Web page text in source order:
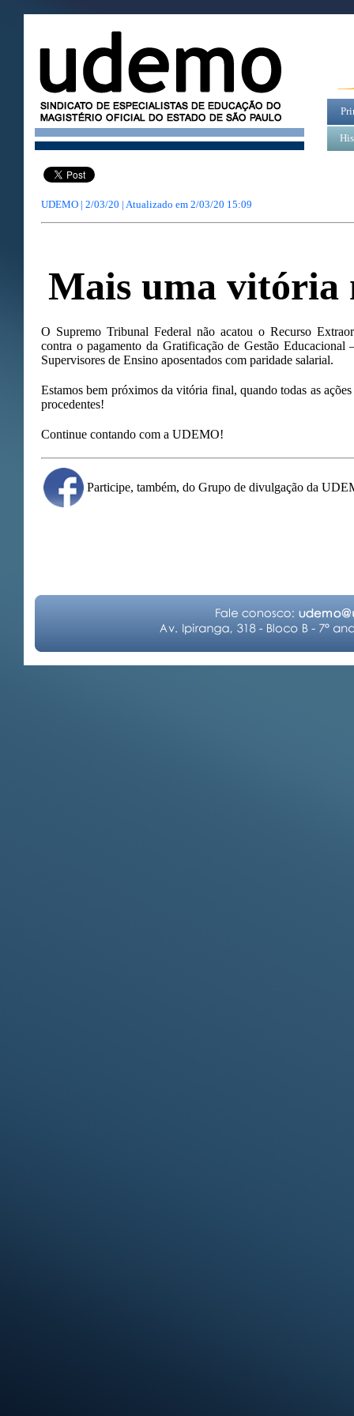
UDEMO | 2/03/20 | Atualizado em 2/03/20 15:09
Mais uma vitória
O Supremo Tribunal Federal não acatou o Recurso
contra o pagamento da Gratificação de Gestão
Supervisores de Ensino aposentados com paridade salarial.
Estamos bem próximos da vitória final, quando todas as
procedentes!
Continue contando com a UDEMO!
Participe, também, do Grupo de divulgação da